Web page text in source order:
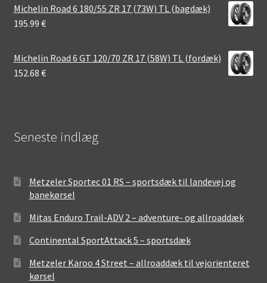
Michelin Road 6 180/55 ZR 17 (73W) TL (bagdæk)
195.99 €
Michelin Road 6 GT 120/70 ZR 17 (58W) TL (fordæk)
152.68 €
Seneste indlæg
Metzeler Sportec 01 RS – sportsdæk til landevej og
banekørsel
Mitas Enduro Trail-ADV 2 – adventure- og allroaddæk
Continental SportAttack 5 – sportsdæk
Metzeler Karoo 4 Street – allroaddæk til vejorienteret
kørsel